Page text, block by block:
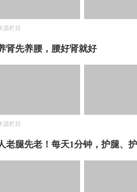
源栏目
肾先养腰，腰好肾就好
源栏目
老腿先老！每天1分钟，护腿、